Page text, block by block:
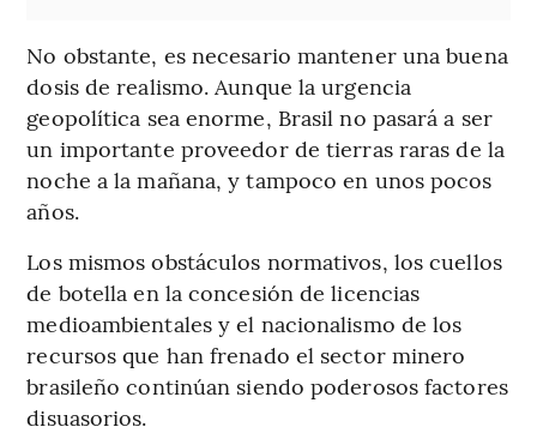
No obstante, es necesario mantener una buena
dosis de realismo. Aunque la urgencia
geopolítica sea enorme, Brasil no pasará a ser
un importante proveedor de tierras raras de la
noche a la mañana, y tampoco en unos pocos
años.
Los mismos obstáculos normativos, los cuellos
de botella en la concesión de licencias
medioambientales y el nacionalismo de los
recursos que han frenado el sector minero
brasileño continúan siendo poderosos factores
disuasorios.